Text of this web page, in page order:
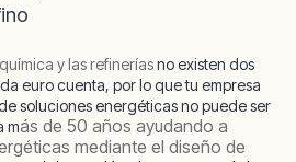
y las refineríasno existen dos
euro cuenta, por lo que tu empresa
soluciones energéticas no puede ser
más de 50 años ayudando a
mediante el diseño de